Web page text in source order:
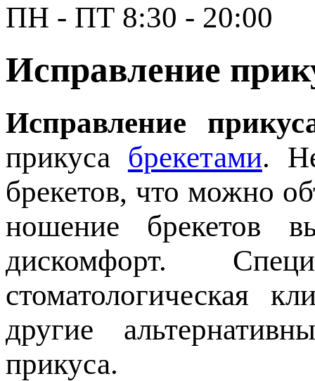
ПН - ПТ 8:30 - 20:00
Исправление
Исправление
прикуса брекетами.
брекетов, что можно
ношение брекетов
дискомфорт.
стоматологическая
другие
прикуса.